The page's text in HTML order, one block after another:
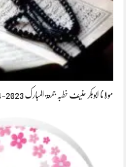
مولانا ابوبکر حنیف خطبہ جمعۃ المبارک 2023-04-21